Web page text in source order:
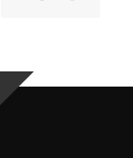
Printerest